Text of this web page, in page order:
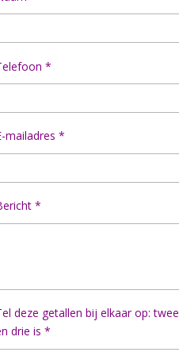
*
mailadres *
*
deze getallen bij elkaar op: twee
drie is *